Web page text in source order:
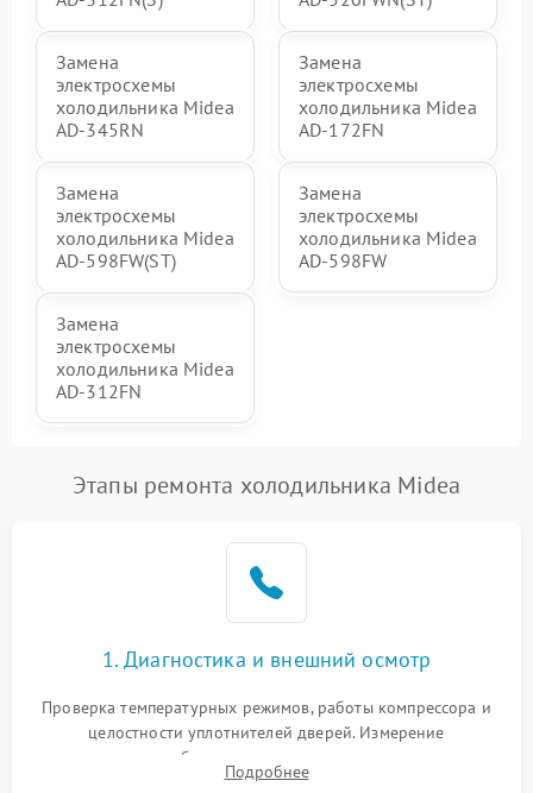
Замена
электросхемы
холодильника Midea
AD-345RN
Замена
электросхемы
холодильника Midea
AD-172FN
Замена
электросхемы
холодильника Midea
AD-598FW(ST)
Замена
электросхемы
холодильника Midea
AD-598FW
Замена
электросхемы
холодильника Midea
AD-312FN
Этапы ремонта холодильника Midea
1. Диагностика и внешний осмотр
Проверка температурных режимов, работы компрессора и
целостности уплотнителей дверей. Измерение
сопротивления обмоток мотора, проверка термостата и
считывание кодов ошибок с электронного дисплея.
Подробнее